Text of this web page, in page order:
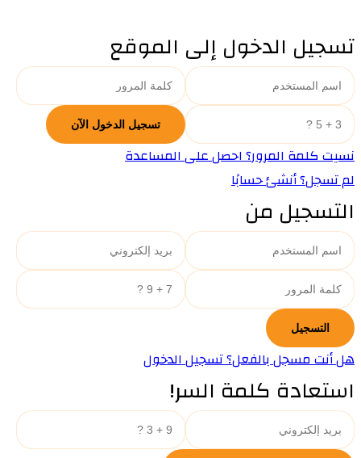
تسجيل الدخول إلى الموقع
نسيت كلمة المرور؟ احصل على المساعدة
لم تسجل؟ أنشئ حسابًا
التسجيل من
هل أنت مسجل بالفعل؟ تسجيل الدخول
استعادة كلمة السر!